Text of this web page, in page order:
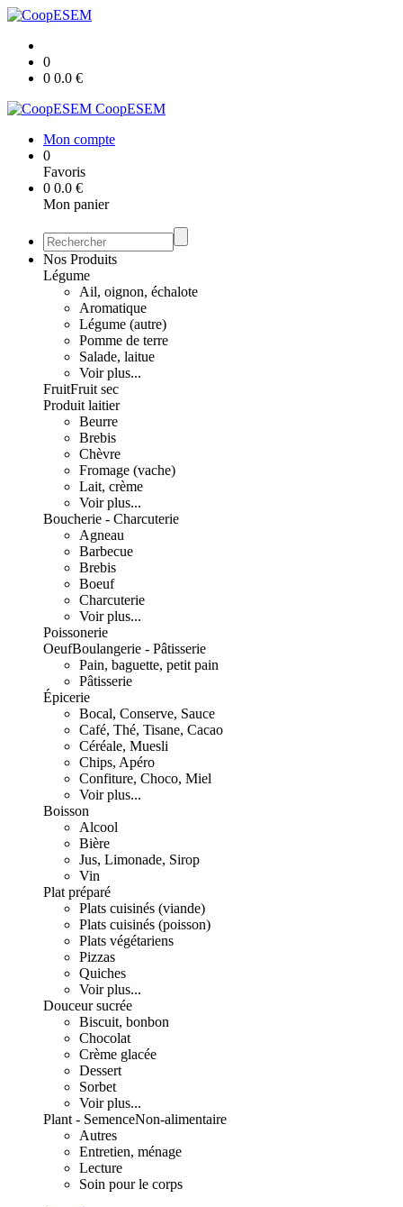
0
0 0.0 €
CoopESEM
Mon compte
0
Favoris
0 0.0 €
Mon panier
Nos Produits
Légume
Ail, oignon, échalote
Aromatique
Légume (autre)
Pomme de terre
Salade, laitue
Voir plus...
FruitFruit sec
Produit laitier
Beurre
Brebis
Chèvre
Fromage (vache)
Lait, crème
Voir plus...
Boucherie - Charcuterie
Agneau
Barbecue
Brebis
Boeuf
Charcuterie
Voir plus...
Poissonerie
OeufBoulangerie - Pâtisserie
Pain, baguette, petit pain
Pâtisserie
Épicerie
Bocal, Conserve, Sauce
Café, Thé, Tisane, Cacao
Céréale, Muesli
Chips, Apéro
Confiture, Choco, Miel
Voir plus...
Boisson
Alcool
Bière
Jus, Limonade, Sirop
Vin
Plat préparé
Plats cuisinés (viande)
Plats cuisinés (poisson)
Plats végétariens
Pizzas
Quiches
Voir plus...
Douceur sucrée
Biscuit, bonbon
Chocolat
Crème glacée
Dessert
Sorbet
Voir plus...
Plant - SemenceNon-alimentaire
Autres
Entretien, ménage
Lecture
Soin pour le corps